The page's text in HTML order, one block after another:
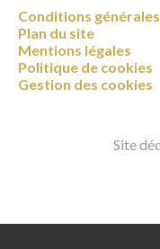
Conditions
Plan du site
Mentions légales
Politique de cookies
Gestion des cookies
Site